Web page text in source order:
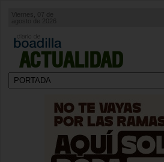
ACTUALIDAD
agosto de 2026